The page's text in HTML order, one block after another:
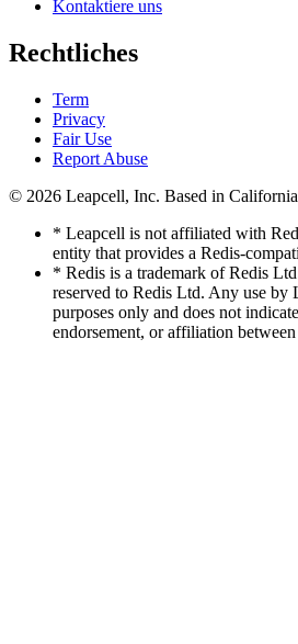
Kontaktiere uns
Rechtliches
Term
Privacy
Fair Use
Report Abuse
© 2026 Leapcell, Inc. Based in
* Leapcell is not affiliated with
entity that provides a Redis-
* Redis is a trademark of Redis
reserved to Redis Ltd. Any use by
purposes only and does not
endorsement, or affiliation